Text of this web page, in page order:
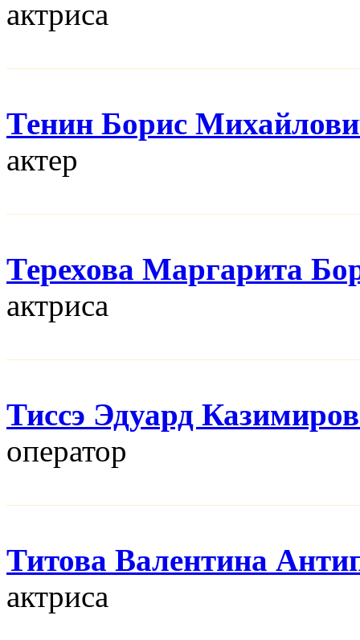
актриса
Тенин Борис
актер
Терехова Маргарита
актриса
Тиссэ Эдуард
оператор
Титова Валентина
актриса